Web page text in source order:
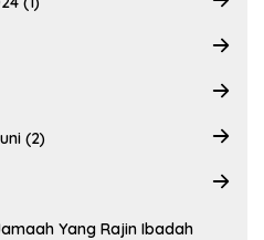
(2)
Yang Rajin Ibadah